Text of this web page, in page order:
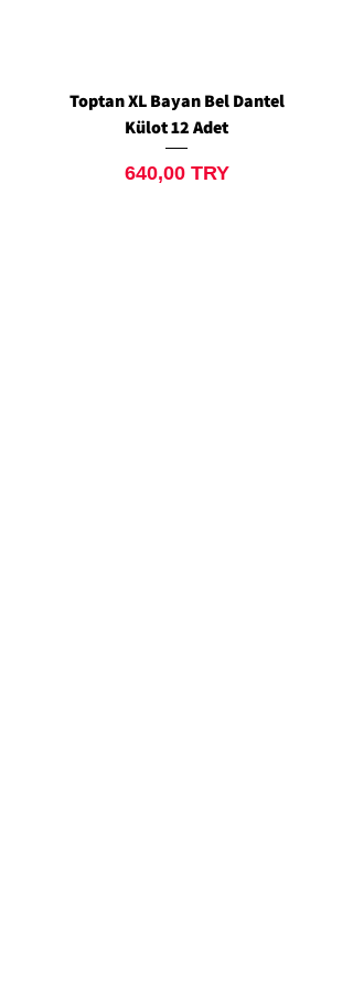
Toptan XL Bayan Bel Dantel
Külot 12 Adet
Price
640,00 TRY